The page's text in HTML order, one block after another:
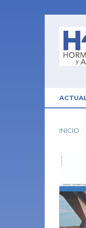
INICIO /